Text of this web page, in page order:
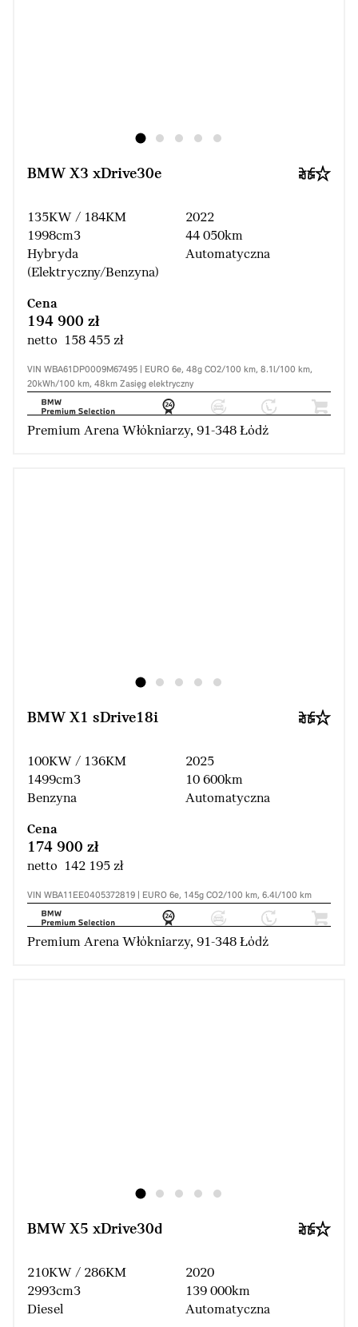
BMW X3 xDrive30e
135KW / 184KM
1998cm3
Hybryda
(Elektryczny/Benzyna)
2022
44 050km
Automatyczna
Cena
194 900 zł
netto 158 455 zł
VIN WBA61DP0009M67495 | EURO 6e, 48g CO2/100 km, 8.1l/100 km,
20kWh/100 km, 48km Zasięg elektryczny
Premium Arena Włókniarzy, 91-348 Łódź
BMW X1 sDrive18i
100KW / 136KM
1499cm3
Benzyna
2025
10 600km
Automatyczna
Cena
174 900 zł
netto 142 195 zł
VIN WBA11EE0405372819 | EURO 6e, 145g CO2/100 km, 6.4l/100 km
Premium Arena Włókniarzy, 91-348 Łódź
BMW X5 xDrive30d
210KW / 286KM
2993cm3
Diesel
2020
139 000km
Automatyczna